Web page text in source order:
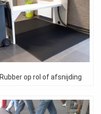
Rubber op rol of afsnijding